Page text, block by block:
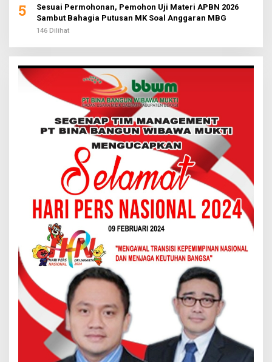
5
Sesuai Permohonan, Pemohon Uji Materi APBN 2026
Sambut Bahagia Putusan MK Soal Anggaran MBG
146 Dilihat